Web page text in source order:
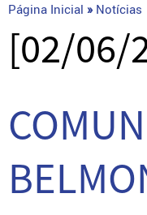
Página Inicial » Notícias
[02/06/